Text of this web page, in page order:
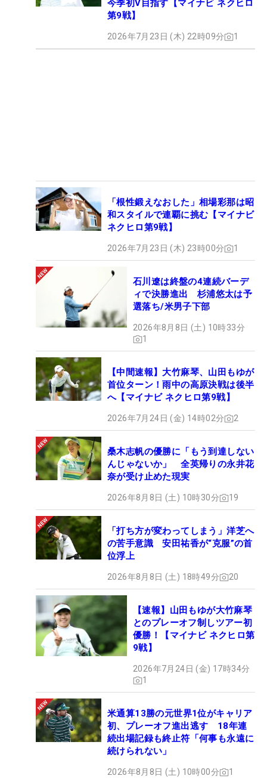
▼プラン内容
10H、18Hでのみ観戦可能予定)
・コース内ランチ付き(指定メニュー)
・MNGTのHP内に支援者としてお名前(ニックネーム
も可)掲載
・優勝者のサイン入りブロマイドを後日郵送にてお
チケット価格：10,000円（税込み）／1枚
抽選10名様（抽選制）
応募開始日：3月11日（月）18:00
応募締め切り日：3月25日（月）23:59
Aプランのお申し込みはこちらから※抽選制※
↓↓↓
＞＞＞＞ Aプラン申し込みはこちらから
※応募でお客様からお伺いする住所・氏名・年齢な
どの個人情報は、プレゼント賞品の抽選・発送のた
め使用するもので、その他の理由で使用することは
B プラン ※観戦無し
▼プラン内容
「遠方からだけど、応援したい！」
「ネクストヒロイン選手の力になりたい！」という
皆様向けのプランもございます。
・MNGTのHP内に支援者としてお名前(ニックネーム
も可)掲載
・優勝者のサイン入りブロマイドを後日郵送にてお
・オリジナルネームタグ(限定品)
※参加費は最多バーディ賞を取った選手に全額贈呈
します。(複数該当の場合均等割り)
今季初V目指す【マイナビ ネクヒロ
第9戦】
2026年7月23日 (木) 22時09分 1
「根性鍛えなおした」相場彩那は昭
和スタイルで連覇に挑む【マイナビ
ネクヒロ第9戦】
2026年7月23日 (木) 23時00分 1
石川遼は終盤の4連続バーデ
ィで決勝進出 杉浦悠太は予
選落ち/米男子下部
2026年8月8日 (土) 10時33分
1
【中間速報】大竹麻琴、山田もゆが
首位ターン！雨中の高原決戦は後半
へ【マイナビ ネクヒロ第9戦】
2026年7月24日 (金) 14時02分 2
桑木志帆の優勝に「もう到達しない
んじゃないか」 全英帰りの永井花
奈が受け止めた現実
2026年8月8日 (土) 10時30分 19
「打ち方が変わってしまう」洋芝へ
の苦手意識 安田祐香が“克服”の首
位浮上
2026年8月8日 (土) 18時49分 20
【速報】山田もゆが大竹麻琴
とのプレーオフ制しツアー初
優勝！【マイナビ ネクヒロ第
9戦】
2026年7月24日 (金) 17時34分
1
米通算13勝の元世界1位がキャリア
初、プレーオフ進出逃す 18年連
続出場記録も終止符「何事も永遠に
続けられない」
2026年8月8日 (土) 10時00分 1